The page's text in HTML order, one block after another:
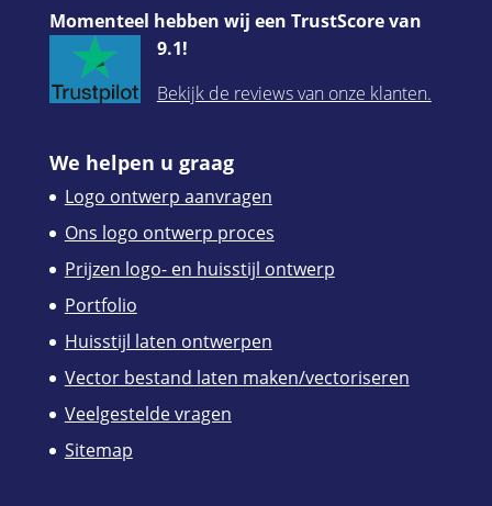
Momenteel hebben wij een TrustScore van
9.1!
Bekijk de reviews van onze klanten.
We helpen u graag
Logo ontwerp aanvragen
Ons logo ontwerp proces
Prijzen logo- en huisstijl ontwerp
Portfolio
Huisstijl laten ontwerpen
Vector bestand laten maken/vectoriseren
Veelgestelde vragen
Sitemap